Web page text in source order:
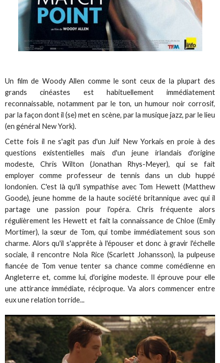
Un film de Woody Allen comme le sont ceux de la plupart des
grands cinéastes est habituellement immédiatement
reconnaissable, notamment par le ton, un humour noir corrosif,
par la façon dont il (se) met en scène, par la musique jazz, par le lieu
(en général New York).
Cette fois il ne s'agit pas d'un Juif New Yorkais en proie à des
questions existentielles mais d'un jeune irlandais d'origine
modeste, Chris Wilton (Jonathan Rhys-Meyer), qui se fait
employer comme professeur de tennis dans un club huppé
londonien. C'est là qu'il sympathise avec Tom Hewett (Matthew
Goode), jeune homme de la haute société britannique avec qui il
partage une passion pour l'opéra. Chris fréquente alors
régulièrement les Hewett et fait la connaissance de Chloe (Emily
Mortimer), la sœur de Tom, qui tombe immédiatement sous son
charme. Alors qu'il s'apprête à l'épouser et donc à gravir l'échelle
sociale, il rencontre Nola Rice (Scarlett Johansson), la pulpeuse
fiancée de Tom venue tenter sa chance comme comédienne en
Angleterre et, comme lui, d'origine modeste. Il éprouve pour elle
une attirance immédiate, réciproque. Va alors commencer entre
eux une relation torride...